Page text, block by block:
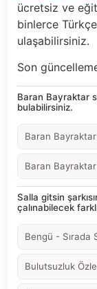
ücretsiz ve
binlerce
ulaşabilirsiniz.
Son
Baran Bayraktar
bulabilirsiniz.
Baran Bayraktar
Baran
Salla gitsin
çalınabilecek
Bengü - Sırada
Bulutsuzluk